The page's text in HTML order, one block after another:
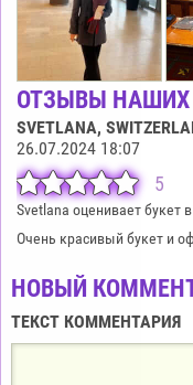
ОТЗЫВЫ НАШИХ
SVETLANA,
26.07.2024 18:07
5
Svetlana оценивает букет
Очень красивый букет и
НОВЫЙ
ТЕКСТ КОММЕНТАРИЯ